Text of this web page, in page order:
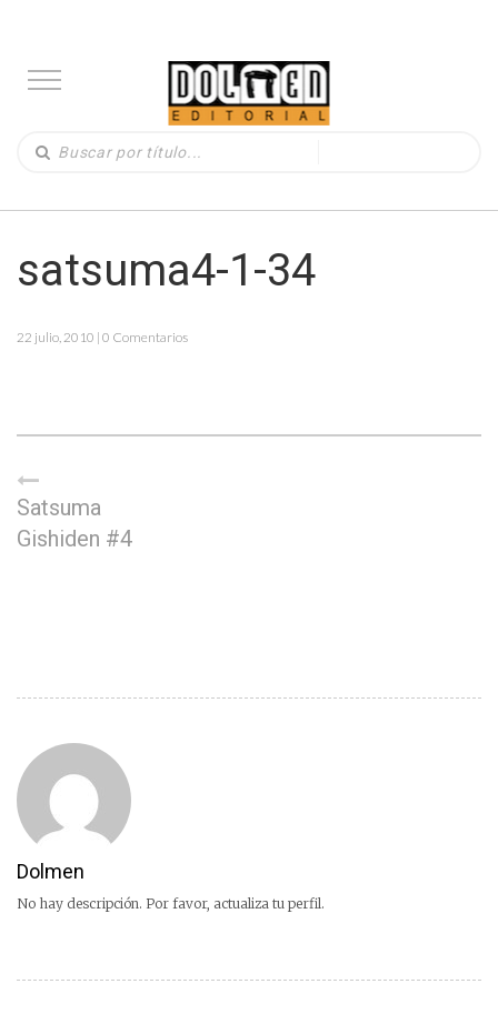
satsuma4-1-34
22 julio, 2010 | 0 Comentarios
Satsuma
Gishiden #4
Dolmen
No hay descripción. Por favor, actualiza tu perfil.